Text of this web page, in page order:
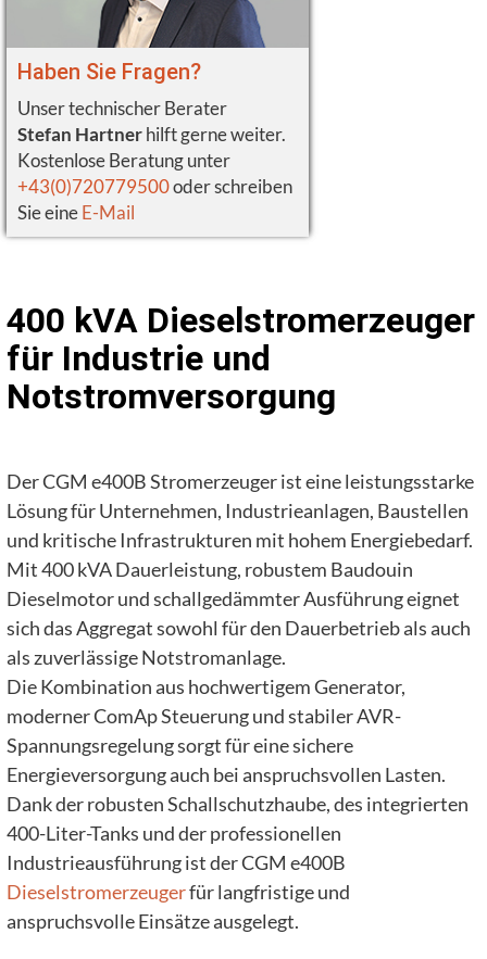
Haben Sie Fragen?
Unser technischer Berater
Stefan Hartnerhilft gerne weiter.
Kostenlose Beratung unter
+43(0)720779500oder schreiben
Sie eineE-Mail
400 kVA Dieselstromerzeuger
für Industrie und
Notstromversorgung
Der CGM e400B Stromerzeuger ist eine leistungsstarke
Lösung für Unternehmen, Industrieanlagen, Baustellen
und kritische Infrastrukturen mit hohem Energiebedarf.
Mit 400 kVA Dauerleistung, robustem Baudouin
Dieselmotor und schallgedämmter Ausführung eignet
sich das Aggregat sowohl für den Dauerbetrieb als auch
als zuverlässige Notstromanlage.
Die Kombination aus hochwertigem Generator,
moderner ComAp Steuerung und stabiler AVR-
Spannungsregelung sorgt für eine sichere
Energieversorgung auch bei anspruchsvollen Lasten.
Dank der robusten Schallschutzhaube, des integrierten
400-Liter-Tanks und der professionellen
Industrieausführung ist der CGM e400B
Dieselstromerzeugerfür langfristige und
anspruchsvolle Einsätze ausgelegt.